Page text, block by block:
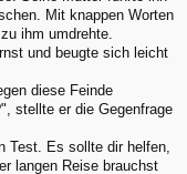
Mit knappen Worten
ihm umdrehte.
und beugte sich leicht
diese Feinde
stellte er die Gegenfrage
Test. Es sollte dir helfen,
langen Reise brauchst